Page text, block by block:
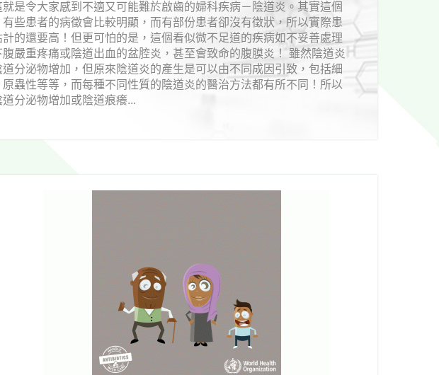
就是令大家感到不適又可能難於啟齒的婦科疾病－陰道炎。其實這個
些患者的病徵會比較明顯，而有部份患者卻沒有徵狀，所以實際患
的還要高！但更可怕的是，這個看似微不足道的疾病如不妥善處理
嚴重疼痛或陰道出血的盆腔炎，甚至會致命的腹膜炎！ 雖然陰道炎
分泌物增加，但原來陰道炎的產生是可以由不同成因引致，包括細
蟲性等等，而每種不同性質的陰道炎的醫治方法都有所不同！所以
分泌物增加或陰道痕癢...